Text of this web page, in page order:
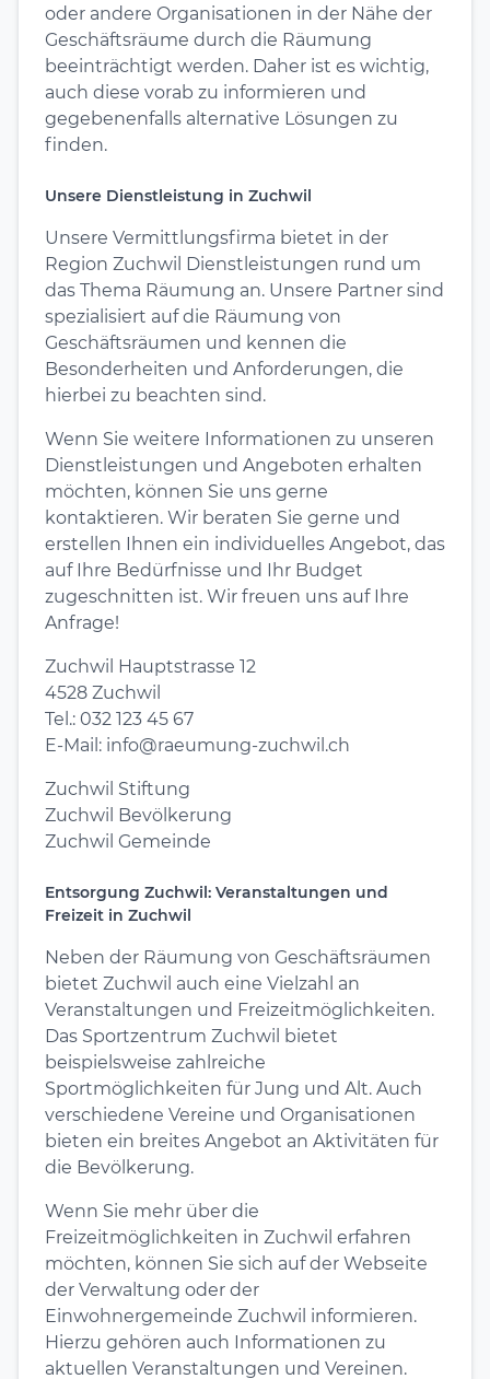
oder andere Organisationen in der Nähe der
Geschäftsräume durch die Räumung
beeinträchtigt werden. Daher ist es wichtig,
auch diese vorab zu informieren und
gegebenenfalls alternative Lösungen zu
finden.
Unsere Dienstleistung in Zuchwil
Unsere Vermittlungsfirma bietet in der
Region Zuchwil Dienstleistungen rund um
das Thema Räumung an. Unsere Partner sind
spezialisiert auf die Räumung von
Geschäftsräumen und kennen die
Besonderheiten und Anforderungen, die
hierbei zu beachten sind.
Wenn Sie weitere Informationen zu unseren
Dienstleistungen und Angeboten erhalten
möchten, können Sie uns gerne
kontaktieren. Wir beraten Sie gerne und
erstellen Ihnen ein individuelles Angebot, das
auf Ihre Bedürfnisse und Ihr Budget
zugeschnitten ist. Wir freuen uns auf Ihre
Anfrage!
Zuchwil Hauptstrasse 12
4528 Zuchwil
Tel.: 032 123 45 67
E-Mail: info@raeumung-zuchwil.ch
Zuchwil Stiftung
Zuchwil Bevölkerung
Zuchwil Gemeinde
Entsorgung Zuchwil: Veranstaltungen und
Freizeit in Zuchwil
Neben der Räumung von Geschäftsräumen
bietet Zuchwil auch eine Vielzahl an
Veranstaltungen und Freizeitmöglichkeiten.
Das Sportzentrum Zuchwil bietet
beispielsweise zahlreiche
Sportmöglichkeiten für Jung und Alt. Auch
verschiedene Vereine und Organisationen
bieten ein breites Angebot an Aktivitäten für
die Bevölkerung.
Wenn Sie mehr über die
Freizeitmöglichkeiten in Zuchwil erfahren
möchten, können Sie sich auf der Webseite
der Verwaltung oder der
Einwohnergemeinde Zuchwil informieren.
Hierzu gehören auch Informationen zu
aktuellen Veranstaltungen und Vereinen.